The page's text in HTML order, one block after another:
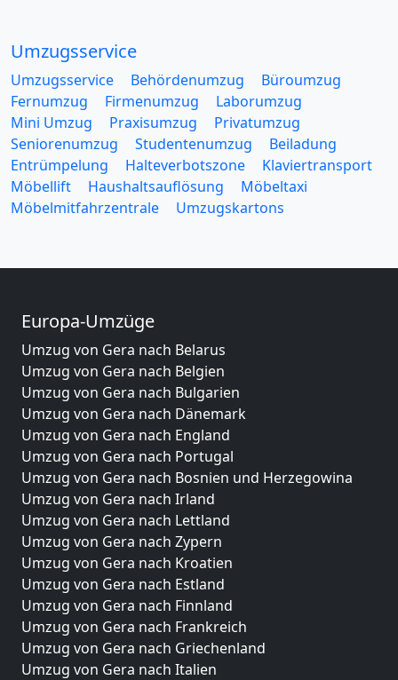
Umzugsservice
Umzugsservice Behördenumzug
Büroumzug
Fernumzug
Firmenumzug
Laborumzug
Mini Umzug
Praxisumzug
Privatumzug
Seniorenumzug
Studentenumzug
Beiladung
Entrümpelung
Halteverbotszone
Klaviertransport
Möbellift
Haushaltsauflösung
Möbeltaxi
Möbelmitfahrzentrale
Umzugskartons
Europa-Umzüge
Umzug von Gera nach Belarus
Umzug von Gera nach Belgien
Umzug von Gera nach Bulgarien
Umzug von Gera nach Dänemark
Umzug von Gera nach England
Umzug von Gera nach Portugal
Umzug von Gera nach Bosnien und Herzegowina
Umzug von Gera nach Irland
Umzug von Gera nach Lettland
Umzug von Gera nach Zypern
Umzug von Gera nach Kroatien
Umzug von Gera nach Estland
Umzug von Gera nach Finnland
Umzug von Gera nach Frankreich
Umzug von Gera nach Griechenland
Umzug von Gera nach Italien